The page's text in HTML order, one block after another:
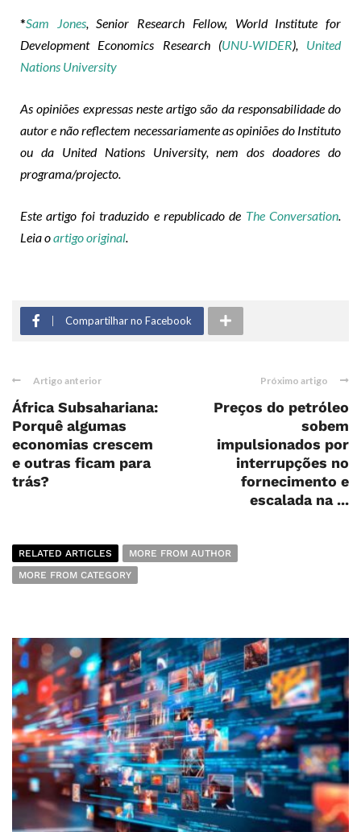
*Sam Jones, Senior Research Fellow, World Institute for
Development Economics Research (UNU-WIDER), United
Nations University
As opiniões expressas neste artigo são da responsabilidade do
autor e não reflectem necessariamente as opiniões do Instituto
ou da United Nations University, nem dos doadores do
programa/projecto.
Este artigo foi traduzido e republicado de The Conversation.
Leia oartigo original.
Compartilhar no Facebook
Artigo anterior
África Subsahariana:
Porquê algumas
economias crescem
e outras ficam para
trás?
Próximo artigo
Preços do petróleo
sobem
impulsionados por
interrupções no
fornecimento e
escalada na ...
RELATED ARTICLES
MORE FROM AUTHOR
MORE FROM CATEGORY